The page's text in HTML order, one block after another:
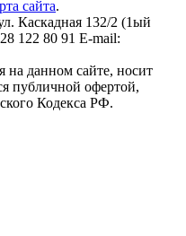
сайта.
Каскадная 132/2 (1ый
122 80 91 E-mail:
данном сайте, носит
публичной офертой,
Кодекса РФ.